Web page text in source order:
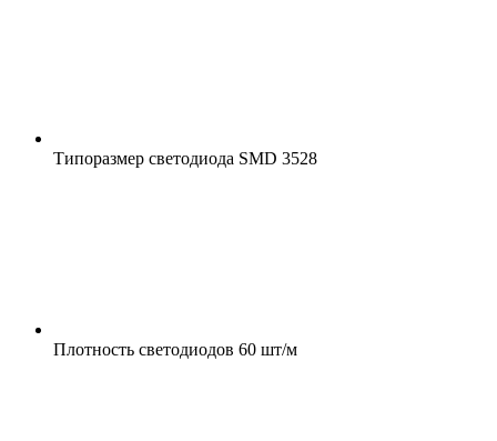
Типоразмер светодиода SMD 3528
Плотность светодиодов 60 шт/м